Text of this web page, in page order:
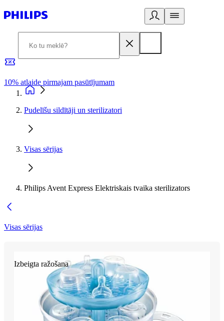
10% atlaide pirmajam pasūtījumam
Pudelīšu sildītāji un sterilizatori
Visas sērijas
Philips Avent Express Elektriskais tvaika sterilizators
Visas sērijas
Izbeigta ražošana